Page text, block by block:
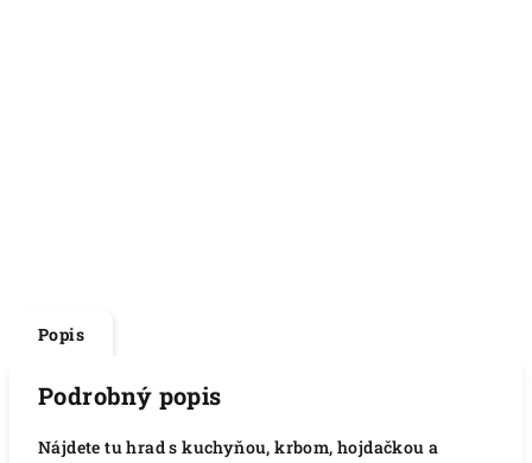
Popis
Podrobný popis
Nájdete tu hrad s kuchyňou, krbom, hojdačkou a